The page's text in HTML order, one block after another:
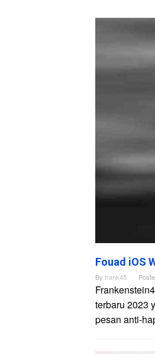
Fouad iOS
By frank45
terbaru 2023
pesan anti-